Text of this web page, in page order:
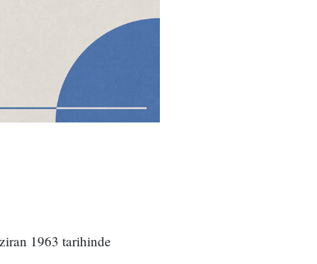
1963 tarihinde